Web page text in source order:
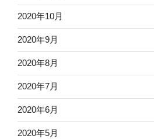
2020年10月
2020年9月
2020年8月
2020年7月
2020年6月
2020年5月